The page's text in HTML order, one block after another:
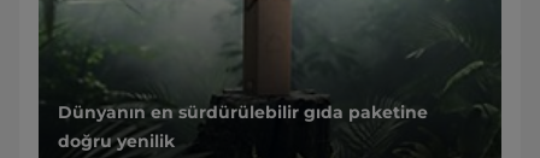
Dünyanın en sürdürülebilir gıda paketine
doğru yenilik